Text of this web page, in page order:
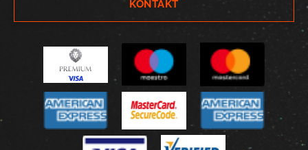
KONTAKT